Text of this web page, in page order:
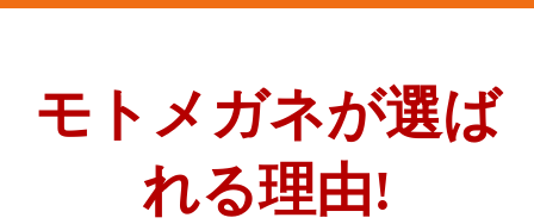
モトメガネが選ば
れる理由!